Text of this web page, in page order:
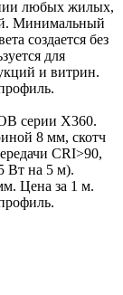
любых жилых,
Минимальный
создается без
для
и витрин.
серии X360.
8 мм, скотч
CRI>90,
Вт на 5 м).
Цена за 1 м.